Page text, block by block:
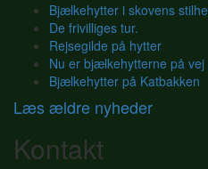
Bjælkehytter i skovens
De frivilliges tur.
Rejsegilde på hytter
Nu er bjælkehytterne på vej
Bjælkehytter på Katbakken
Læs ældre nyheder
Kontakt